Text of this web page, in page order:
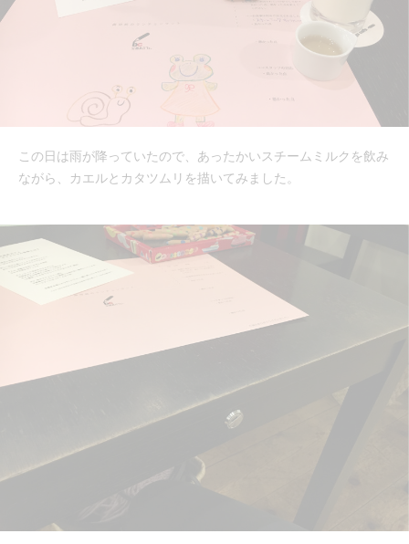
この日は雨が降っていたので、あったかいスチームミルクを飲み
ながら、カエルとカタツムリを描いてみました。